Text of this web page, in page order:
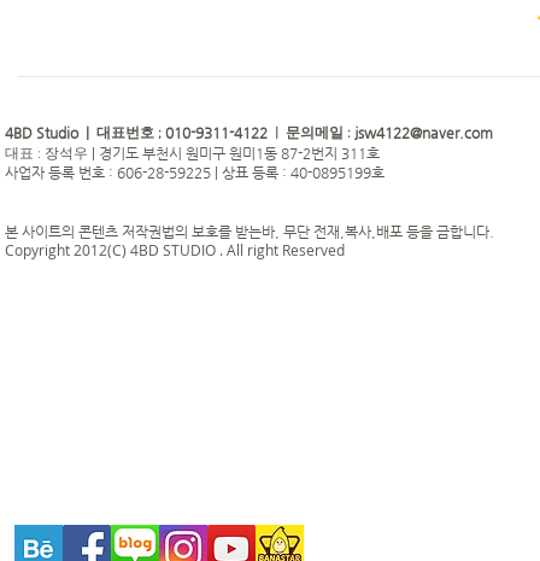
4BD Studio | 대표번호 ; 010-9311-4122 | 문의메일 : jsw4122@naver.com
대표 : 장석우
경기도 부천시 원미구 원미1동 87-2번지 311호
사업자 등록 번호 : 606-28-59225 | 상표 등록 : 40-0895199호
본 사이트의 콘텐츠 저작권법의 보호를 받는바, 무단 전재,복사,배포 등을 금합니다.
Copyright 2012(C) 4BD STUDIO . All right Reserved